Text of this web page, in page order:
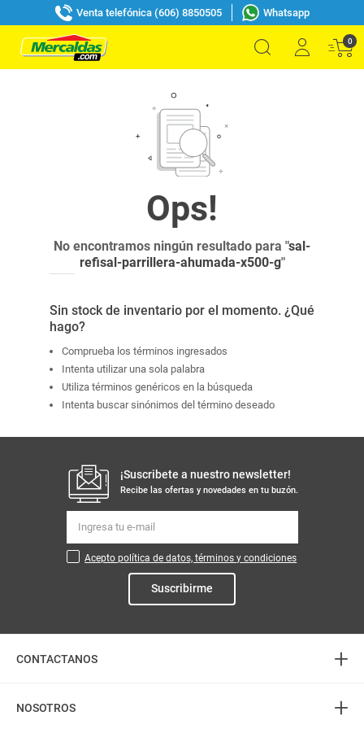
Venta telefónica (606) 8850505 Whatsapp
0
No encontramos ningún resultado para "sal-
refisal-parrillera-ahumada-x500-g"
Sin stock de inventario por el momento. ¿Qué
hago?
Comprueba los términos ingresados
Intenta utilizar una sola palabra
Utiliza términos genéricos en la búsqueda
Intenta buscar sinónimos del término deseado
¡Suscribete a nuestro newsletter!
Recibe las ofertas y novedades en tu buzón.
Acepto política de datos, términos y condiciones
Suscribirme
CONTACTANOS +
Atención telefónica
NOSOTROS +